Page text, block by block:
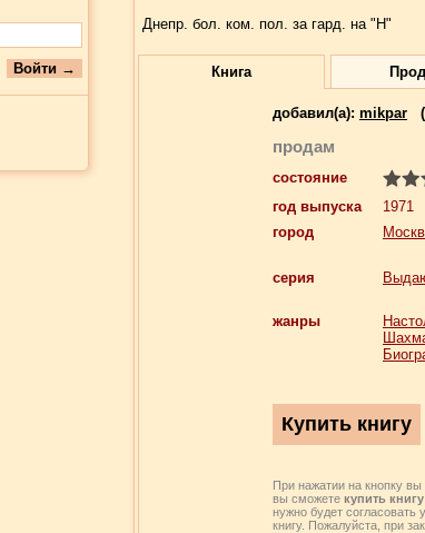
Днепр. бол. ком. пол. за гард. на "Н"
Книга
добавил(a): mikpar
продам
состояние
год выпуска
1971
город
серия
жанры
При нажатии на кнопку
вы сможете купить
нужно будет согласовать
книгу. Пожалуйста, при